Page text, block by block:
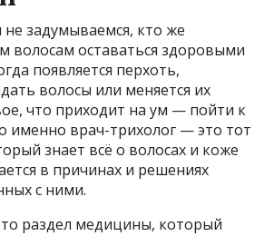
задумываемся, кто же
волосам оставаться здоровыми
появляется перхоть,
волосы или меняется их
что приходит на ум — пойти к
именно врач-трихолог — это тот
знает всё о волосах и коже
в причинах и решениях
с ними.
раздел медицины, который